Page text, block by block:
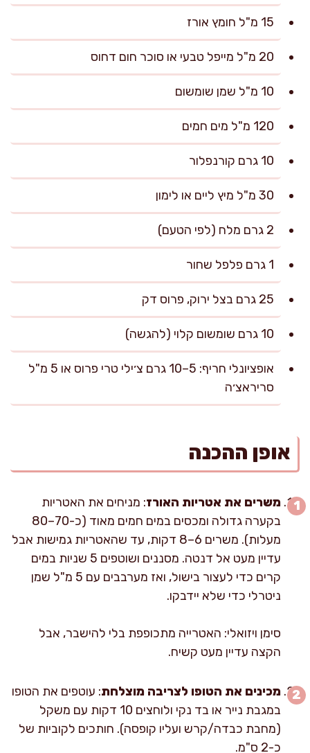
15 מ"ל חומץ אורז
20 מ"ל מייפל טבעי או סוכר חום דחוס
10 מ"ל שמן שומשום
120 מ"ל מים חמים
10 גרם קורנפלור
30 מ"ל מיץ ליים או לימון
2 גרם מלח (לפי הטעם)
1 גרם פלפל שחור
25 גרם בצל ירוק, פרוס דק
10 גרם שומשום קלוי (להגשה)
אופציונלי חריף: 5–10 גרם צ׳ילי טרי פרוס או 5 מ"ל
סריראצ׳ה
אופן ההכנה
משרים את אטריות האורז: מניחים את האטריות
בקערה גדולה ומכסים במים חמים מאוד (כ-70–80
מעלות). משרים 6–8 דקות, עד שהאטריות גמישות אבל
עדיין מעט אל דנטה. מסננים ושוטפים 5 שניות במים
קרים כדי לעצור בישול, ואז מערבבים עם 5 מ"ל שמן
ניטרלי כדי שלא יידבקו.
סימן ויזואלי: האטרייה מתכופפת בלי להישבר, אבל
הקצה עדיין מעט קשיח.
מכינים את הטופו לצריבה מוצלחת: עוטפים את הטופו
במגבת נייר או בד נקי ולוחצים 10 דקות עם משקל
(מחבת כבדה/קרש ועליו קופסה). חותכים לקוביות של
כ-2 ס"מ.